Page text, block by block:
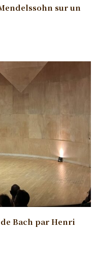
sur un
Bach par Henri